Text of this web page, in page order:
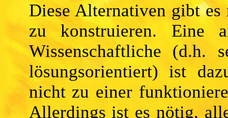
Diese Alternativen gibt es
zu konstruieren. Eine
Wissenschaftliche (d.h.
lösungsorientiert) ist
nicht zu einer
Allerdings ist es nötig,